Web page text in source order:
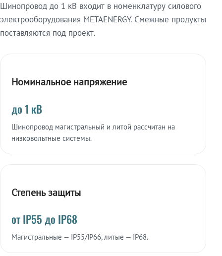
Шинопровод до 1 кВ входит в номенклатуру силового
электрооборудования METAENERGY. Смежные продукты
поставляются под проект.
Номинальное напряжение
до 1 кВ
Шинопровод магистральный и литой рассчитан на
низковольтные системы.
Степень защиты
от IP55 до IP68
Магистральные — IP55/IP66, литые — IP68.